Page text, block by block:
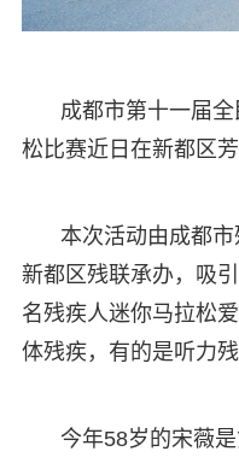
成都市第十一届
松比赛近日在新都区
本次活动由成都市
新都区残联承办，吸
名残疾人迷你马拉松
体残疾，有的是听力
今年58岁的宋薇